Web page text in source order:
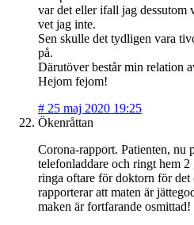
var det eller ifall jag dessutom
vet jag inte.
Sen skulle det tydligen vara
på.
Därutöver består min relation
Hejom fejom!
# 25 maj 2020 19:25
Ökenråttan
Corona-rapport. Patienten, nu
telefonladdare och ringt hem
ringa oftare för doktorn för
rapporterar att maten är
maken är fortfarande osmittad!